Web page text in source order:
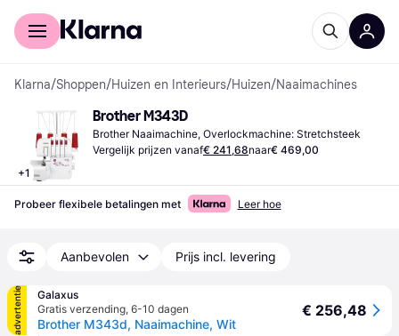
Voor shoppers
Klarna/Shoppen/Huizen en Interieurs/Huizen/Naaimachines
+1
Brother M343D
Brother Naaimachine, Overlockmachine: Stretchsteek
Vergelijk prijzen vanaf€ 241,68naar€ 469,00
Probeer flexibele betalingen met Leer hoe
Aanbevolen Prijs incl. levering
advertentie
Galaxus
Gratis verzending, 6-10 dagen
Brother M343d, Naaimachine, Wit
€ 256,48